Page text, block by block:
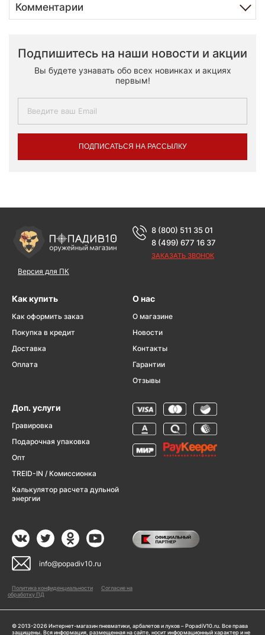
Комментарии
Подпишитесь на наши новости и акции
Вы будете узнавать обо всех новинках и акциях
первым!
ПОДПИСАТЬСЯ НА РАССЫЛКУ
Версия для ПК
8 (800) 511 35 01
8 (499) 677 16 37
ЗАКАЗАТЬ ЗВОНОК
Как купить
Как оформить заказ
Покупка в кредит
Доставка
Оплата
О нас
О магазине
Новости
Контакты
Гарантии
Отзывы
Доп. услуги
Гравировка
Подарочная упаковка
Опт
TREID-IN / Комиссионка
Калькулятор расчета дульной
энергии
info@popadiv10.ru
Политика конфиденциальности
Согласие на
обработку ПД
© 2013-2026 Интернет-магазин пневматики, арбалетов и луков – PopadiV10.ru. Все права
защищены. Вся информация, размещенная на сайте, носит информационный характер и не